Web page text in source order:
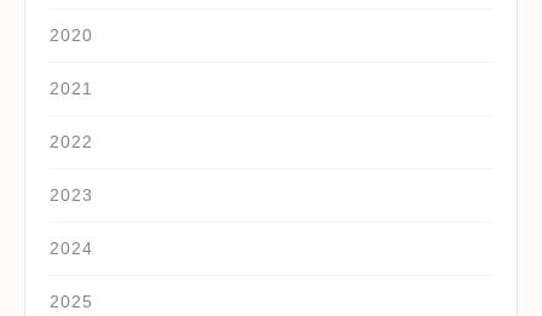
2020
2021
2022
2023
2024
2025